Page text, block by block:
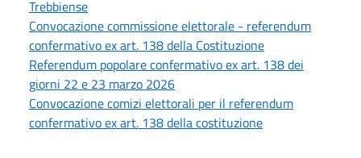
Trebbiense
Convocazione commissione elettorale - referendum
confermativo ex art. 138 della Costituzione
Referendum popolare confermativo ex art. 138 dei
giorni 22 e 23 marzo 2026
Convocazione comizi elettorali per il referendum
confermativo ex art. 138 della costituzione